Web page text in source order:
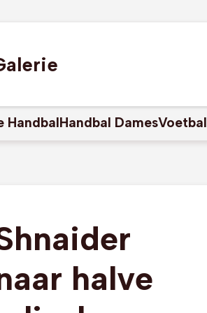
HandbalHandbal DamesVoetbal
halve